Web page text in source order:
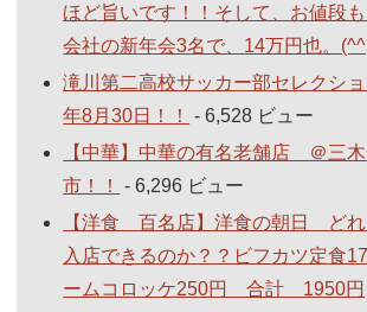
ほど旨いです！！そして、お値段も
会社の新年会3名で、14万円也。
滝川第二高校サッカー部セレクシ
年8月30日！！
- 6,528 ビュー
【中華】中華の有名老舗店 ＠三
市！！
- 6,296 ビュー
【洋食 百名店】洋食の朝日 どれ
入店できるのか？？ビフカツ定
ームコロッケ250円 合計 1950円